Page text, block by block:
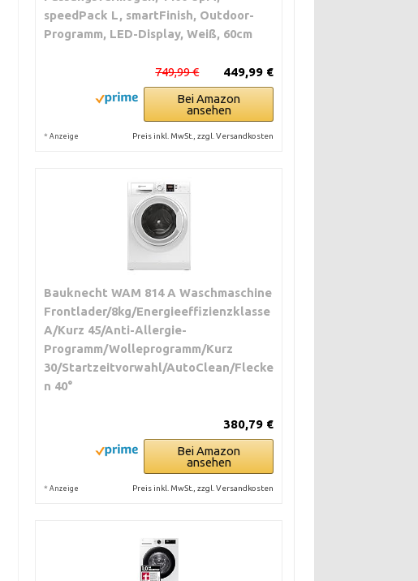
speedPack L, smartFinish, Outdoor-
Programm, LED-Display, Weiß, 60cm
449,99 €
749,99 €
Bei Amazon
ansehen
* Anzeige Preis inkl. MwSt., zzgl. Versandkosten
Bauknecht WAM 814 A Waschmaschine
Frontlader/8kg/Energieeffizienzklasse
A/Kurz 45/Anti-Allergie-
Programm/Wolleprogramm/Kurz
30/Startzeitvorwahl/AutoClean/Flecke
n 40°
380,79 €
Bei Amazon
ansehen
* Anzeige Preis inkl. MwSt., zzgl. Versandkosten